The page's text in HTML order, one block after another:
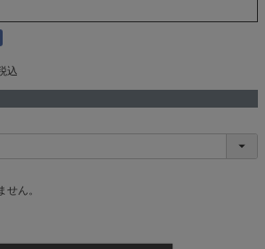
込
せん。